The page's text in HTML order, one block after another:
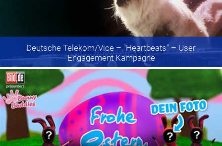
Deutsche Telekom/Vice – "Heartbeats" – User
Engagement Kampagne